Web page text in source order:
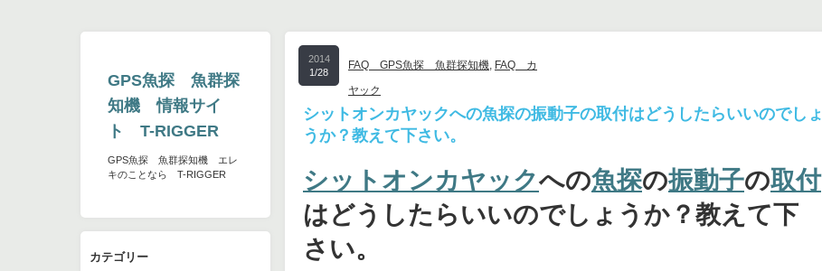
GPS魚探 魚群探
知機 情報サイ
ト T-RIGGER
GPS魚探 魚群探知機 エレ
キのことなら T-RIGGER
カテゴリー
2014
1/28
FAQ GPS魚探 魚群探知機, FAQ カ
ヤック
シットオンカヤックへの魚探の振動子の取付はどうしたらいいのでしょ
うか？教えて下さい。
シットオンカヤックへの魚探の振動子の取付
はどうしたらいいのでしょうか？教えて下
さい。